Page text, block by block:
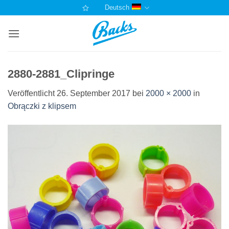
springen
Deutsch
2880-2881_Clipringe
Veröffentlicht 26. September 2017 bei 2000 × 2000 in
Obrączki z klipsem